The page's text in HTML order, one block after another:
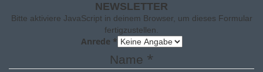
NEWSLETTER
Bitte aktiviere JavaScript in deinem Browser, um dieses Formular
fertigzustellen.
Anrede *
Name *